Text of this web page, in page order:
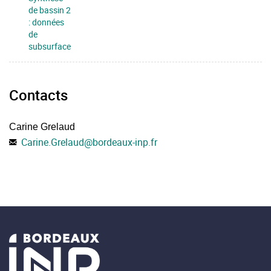
de bassin 2
: données
de
subsurface
Contacts
Carine Grelaud
Carine.Grelaud@bordeaux-inp.fr